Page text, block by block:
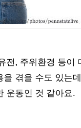
, 주위환경 등이
겪을 수도 있는
운동인 것 같아요.